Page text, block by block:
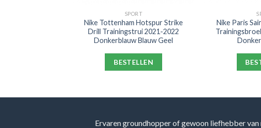
SPORT
Nike Tottenham Hotspur Strike
Drill Trainingstrui 2021-2022
Donkerblauw Blauw Geel
BESTELLEN
Nike Paris
Ervaren groundhopper of gewoon liefhebber